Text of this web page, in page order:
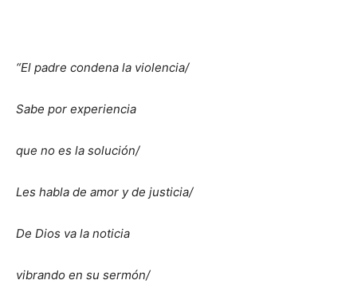
“El padre condena la violencia/
Sabe por experiencia
que no es la solución/
Les habla de amor y de justicia/
De Dios va la noticia
vibrando en su sermón/